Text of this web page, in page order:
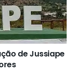
de Jussiape